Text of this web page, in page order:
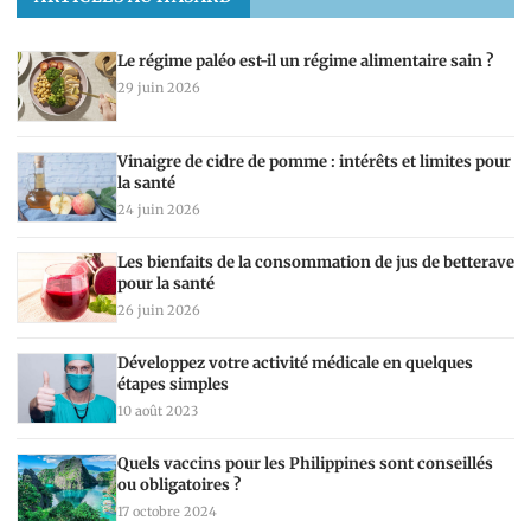
Le régime paléo est-il un régime alimentaire sain ?
29 juin 2026
Vinaigre de cidre de pomme : intérêts et limites pour
la santé
24 juin 2026
Les bienfaits de la consommation de jus de betterave
pour la santé
26 juin 2026
Développez votre activité médicale en quelques
étapes simples
10 août 2023
Quels vaccins pour les Philippines sont conseillés
ou obligatoires ?
17 octobre 2024